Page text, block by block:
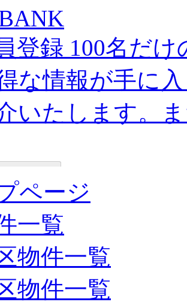
登録 100名だ
な情報が手に
いたします。
ページ
一覧
物件一覧
物件一覧